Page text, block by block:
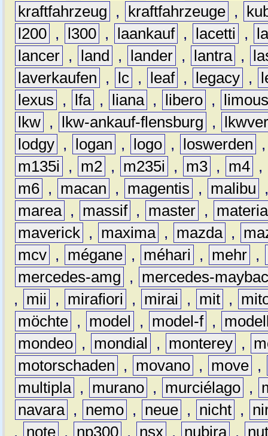
kraftfahrzeug
, kraftfahrzeuge ,
l200 , l300 , laankauf , lacetti ,
lancer , land , lander , lantra ,
laverkaufen
, lc , leaf , legacy ,
lexus
, lfa , liana , libero ,
lkw , lkw-ankauf-flensburg ,
lodgy , logan , logo , loswerden
m135i
, m2 , m235i , m3 , m4 ,
m6 , macan , magentis , malibu
marea , massif , master ,
materia
maverick , maxima , mazda ,
mcv , mégane , méhari , mehr ,
mercedes-amg
,
mercedes-
,
mii , mirafiori , mirai , mit ,
möchte , model , model-f ,
mondeo , mondial , monterey ,
motorschaden
, movano , move ,
multipla , murano , murciélago ,
navara , nemo , neue , nicht ,
,
note , np300 , nsx , nubira ,